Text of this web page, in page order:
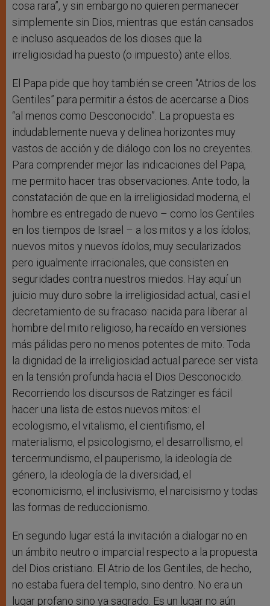
cosa rara”, y sin embargo no quieren permanecer
simplemente sin Dios, mientras que están cansados
e incluso asqueados de los dioses que la
irreligiosidad ha puesto (o impuesto) ante ellos.
El Papa pide que hoy también se creen “Atrios de los
Gentiles” para permitir a éstos de acercarse a Dios
“al menos como Desconocido”. La propuesta es
indudablemente nueva y delinea horizontes muy
vastos de acción y de diálogo con los no creyentes.
Para comprender mejor las indicaciones del Papa,
me permito hacer tras observaciones. Ante todo, la
constatación de que en la irreligiosidad moderna, el
hombre es entregado de nuevo – como los Gentiles
en los tiempos de Israel – a los mitos y a los ídolos;
nuevos mitos y nuevos ídolos, muy secularizados
pero igualmente irracionales, que consisten en
seguridades contra nuestros miedos. Hay aquí un
juicio muy duro sobre la irreligiosidad actual, casi el
decretamiento de su fracaso: nacida para liberar al
hombre del mito religioso, ha recaído en versiones
más pálidas pero no menos potentes de mito. Toda
la dignidad de la irreligiosidad actual parece ser vista
en la tensión profunda hacia el Dios Desconocido.
Recorriendo los discursos de Ratzinger es fácil
hacer una lista de estos nuevos mitos: el
ecologismo, el vitalismo, el cientifismo, el
materialismo, el psicologismo, el desarrollismo, el
tercermundismo, el pauperismo, la ideología de
género, la ideología de la diversidad, el
economicismo, el inclusivismo, el narcisismo y todas
las formas de reduccionismo.
En segundo lugar está la invitación a dialogar no en
un ámbito neutro o imparcial respecto a la propuesta
del Dios cristiano. El Atrio de los Gentiles, de hecho,
no estaba fuera del templo, sino dentro. No era un
lugar profano sino ya sagrado. Es un lugar no aún